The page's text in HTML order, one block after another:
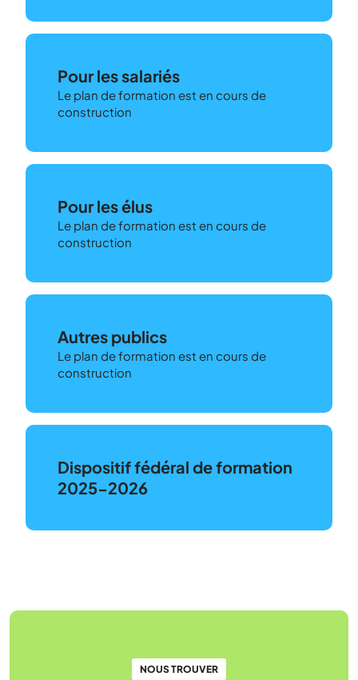
Pour les salariés
Le plan de formation est en cours de
construction
Pour les élus
Le plan de formation est en cours de
construction
Autres publics
Le plan de formation est en cours de
construction
Dispositif fédéral de formation
2025-2026
NOUS TROUVER